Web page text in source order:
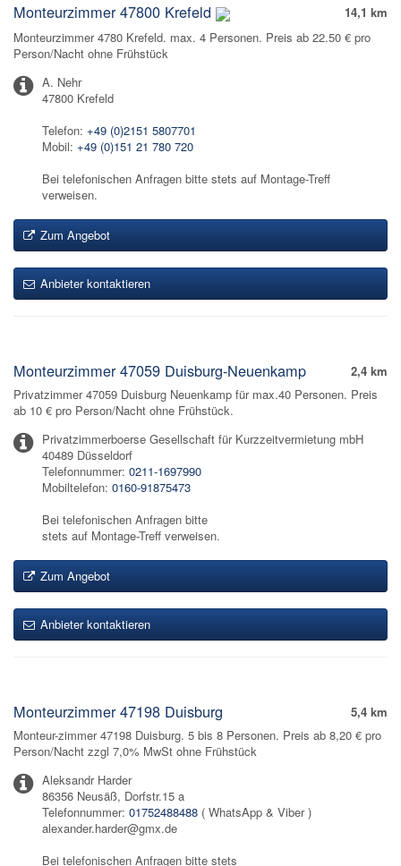
14,1 km
Monteurzimmer 47800 Krefeld
Monteurzimmer 4780 Krefeld. max. 4 Personen. Preis ab 22.50 € pro
Person/Nacht ohne Frühstück
A. Nehr
47800 Krefeld
Telefon: +49 (0)2151 5807701
Mobil: +49 (0)151 21 780 720
Bei telefonischen Anfragen bitte stets auf Montage-Treff
verweisen.
Zum Angebot
Anbieter kontaktieren
2,4 km
Monteurzimmer 47059 Duisburg-Neuenkamp
Privatzimmer 47059 Duisburg Neuenkamp für max.40 Personen. Preis
ab 10 € pro Person/Nacht ohne Frühstück.
Privatzimmerboerse Gesellschaft für Kurzzeitvermietung mbH
40489 Düsseldorf
Telefonnummer: 0211-1697990
Mobiltelefon: 0160-91875473
Bei telefonischen Anfragen bitte
stets auf Montage-Treff verweisen.
Zum Angebot
Anbieter kontaktieren
5,4 km
Monteurzimmer 47198 Duisburg
Monteur-zimmer 47198 Duisburg. 5 bis 8 Personen. Preis ab 8,20 € pro
Person/Nacht zzgl 7,0% MwSt ohne Frühstück
Aleksandr Harder
86356 Neusäß, Dorfstr.15 a
Telefonnummer: 01752488488 ( WhatsApp & Viber )
alexander.harder@gmx.de
Bei telefonischen Anfragen bitte stets